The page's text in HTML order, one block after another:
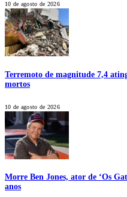
10 de agosto de 2026
Terremoto de magnitude 7,4
mortos
10 de agosto de 2026
Morre Ben Jones, ator de ‘Os
anos